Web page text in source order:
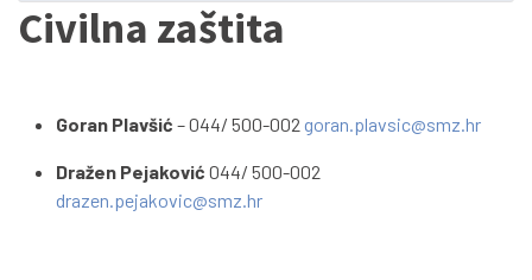
Civilna zaštita
Goran Plavšić – 044/ 500-002 goran.plavsic@smz.hr
Dražen Pejaković 044/ 500-002
drazen.pejakovic@smz.hr